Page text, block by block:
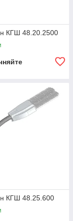
КГШ 48.20.2500
КГШ 48.25.600